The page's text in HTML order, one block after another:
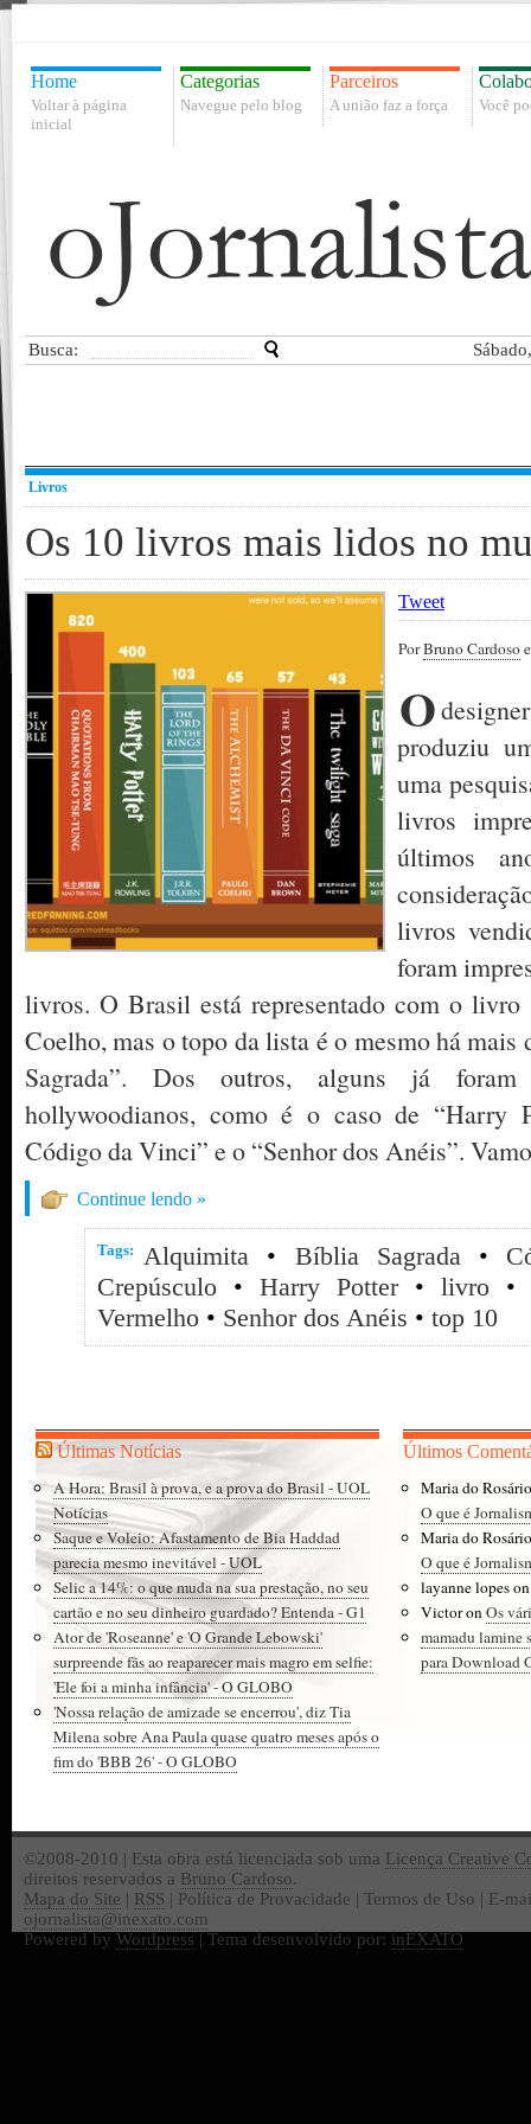
Home
Voltar à página
inicial
Categorias
Navegue pelo blog
Parceiros
A união faz a força Você
Busca:
Livros
Os 10 livros mais lidos no
Tweet
PorBruno Cardoso
O
produziu
uma
livros
últimos
livros
foram
livros. O Brasil está representado com o
Coelho, mas o topo da lista é o mesmo há
Sagrada”. Dos outros, alguns já foram
hollywoodianos, como é o caso de “Harry
Código da Vinci” e o “Senhor dos Anéis”.
Continue lendo »
Tags: Alquimita • Bíblia Sagrada•
Crepúsculo • Harry Potter• livro •
Vermelho • Senhor dos Anéis • top 10
Últimas Notícias
A Hora: Brasil à prova, e a prova do Brasil - UOL
Notícias
Saque e Voleio: Afastamento de Bia Haddad
parecia mesmo inevitável - UOL
Selic a 14%: o que muda na sua prestação, no seu
cartão e no seu dinheiro guardado? Entenda - G1
Ator de 'Roseanne' e 'O Grande Lebowski'
surpreende fãs ao reaparecer mais magro em selfie:
'Ele foi a minha infância' - O GLOBO
'Nossa relação de amizade se encerrou', diz Tia
Milena sobre Ana Paula quase quatro meses após o
fim do 'BBB 26' - O GLOBO
Últimos
Maria do
O que é
Maria do
O que é
layanne lopes
VictoronOs
mamadu lamine
para Download
©2008-2010 | Esta obra está licenciada sob uma Licença Creative
direitos reservados a Bruno Cardoso.
Mapa do Site | RSS | Política de Provacidade | Termos de Uso | E-
ojornalista@inexato.com
Powered by Wordpress | Tema desenvolvido por: inEXATO